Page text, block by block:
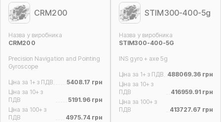
CRM200
Назва у виробника
CRM200
Precision Navigation and Pointing
Gyroscope
Ціна за 1+ з ПДВ
5408.17 грн
Ціна за 10+ з
ПДВ
5191.96 грн
Ціна за 100+ з
ПДВ
4975.74 грн
STIM300-400-5g
Назва у виробника
STIM300-400-5G
INS gyro + axe 5g
Ціна за 1+ з ПДВ 488069.36 грн
Ціна за 10+ з
ПДВ
416959.91 грн
Ціна за 100+ з
ПДВ
413727.67 грн